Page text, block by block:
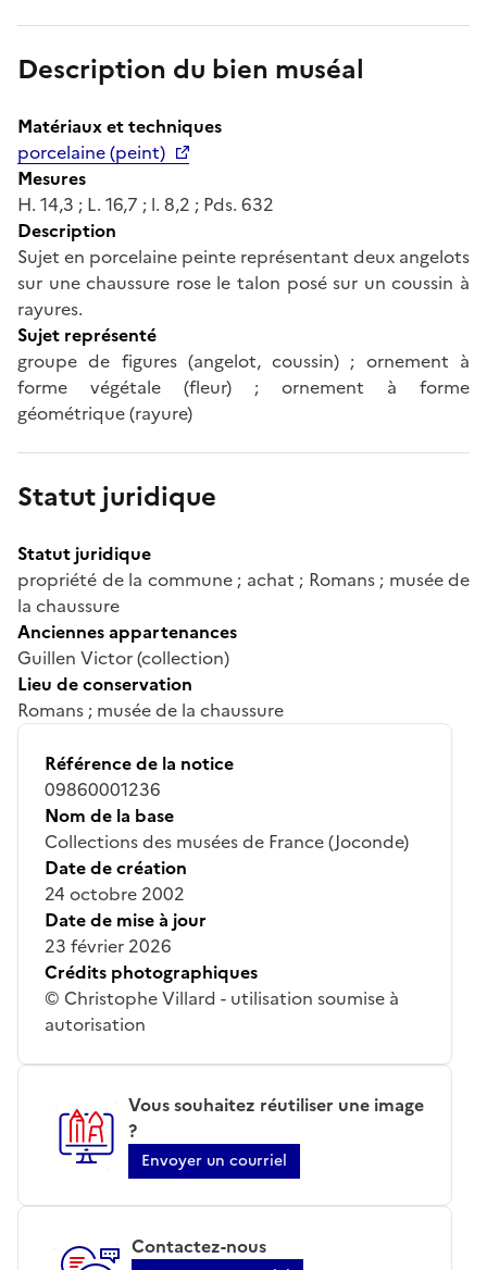
Description du bien muséal
Matériaux et techniques
porcelaine (peint)
Mesures
H. 14,3 ; L. 16,7 ; l. 8,2 ; Pds. 632
Description
Sujet en porcelaine peinte représentant deux angelots
sur une chaussure rose le talon posé sur un coussin à
rayures.
Sujet représenté
groupe de figures (angelot, coussin) ; ornement à
forme végétale (fleur) ; ornement à forme
géométrique (rayure)
Statut juridique
Statut juridique
propriété de la commune ; achat ; Romans ; musée de
la chaussure
Anciennes appartenances
Guillen Victor (collection)
Lieu de conservation
Romans ; musée de la chaussure
Référence de la notice
09860001236
Nom de la base
Collections des musées de France (Joconde)
Date de création
24 octobre 2002
Date de mise à jour
23 février 2026
Crédits photographiques
© Christophe Villard - utilisation soumise à
autorisation
Vous souhaitez réutiliser une image
?
Envoyer un courriel
Contactez-nous